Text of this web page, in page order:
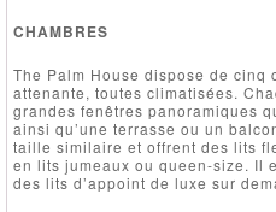
CHAMBRES
The Palm House dispose de cinq
attenante, toutes climatisées.
grandes fenêtres panoramiques
ainsi qu’une terrasse ou un
taille similaire et offrent des lits
en lits jumeaux ou queen-size. Il
des lits d’appoint de luxe sur